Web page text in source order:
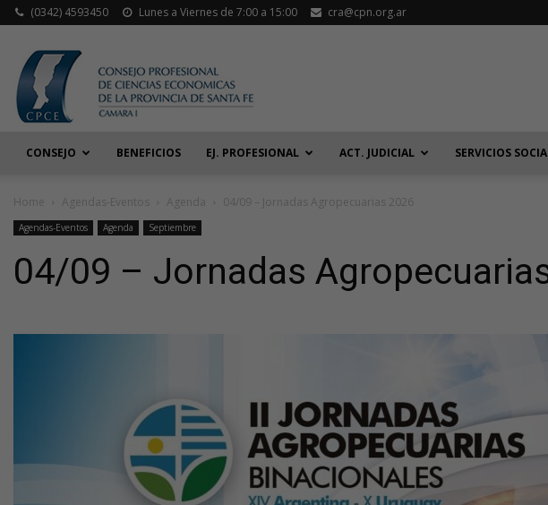
(0342) 4593450 Lunes a Viernes de 7:00 a 15:00 cra@cpn.org.ar
CONSEJO BENEFICIOS EJ. PROFESIONAL ACT. JUDICIAL SERVICIOS
Home Agendas-Eventos Agenda 04/09 – Jornadas Agropecuarias 2026
Agendas-Eventos Agenda Septiembre
04/09 – Jornadas